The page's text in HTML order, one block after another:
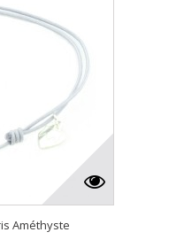
Améthyste